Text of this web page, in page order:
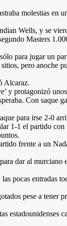
molestias
Wells, y se
Masters
para jugar un
pero anoche
Alcaraz.
y protagonizó
Con saque
para irse 2-0
1-1 el partido
frente a un
dar al murciano
pocas entradas
pese a